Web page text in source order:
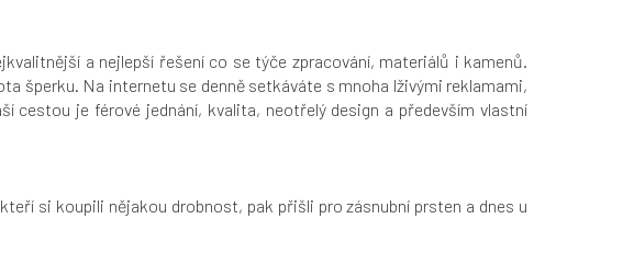
a nejlepší řešení co se týče zpracování, materiálů i kamenů.
šperku. Na internetu se denně setkáváte s mnoha lživými reklamami,
cestou je férové jednání, kvalita, neotřelý design a především vlastní
si koupili nějakou drobnost, pak přišli pro zásnubní prsten a dnes u